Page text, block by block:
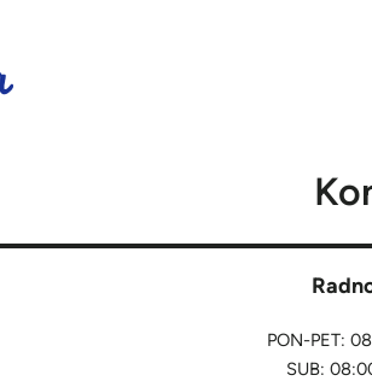
PON-PET:
SUB: